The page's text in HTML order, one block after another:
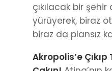
çıkılacak bir
yürüyerek, biraz
biraz da plansız
Akropolis’e